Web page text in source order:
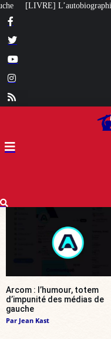
de Michel Maffesoli
Arcom : l’humour, totem
d’impunité des médias de
gauche
Par Jean Kast